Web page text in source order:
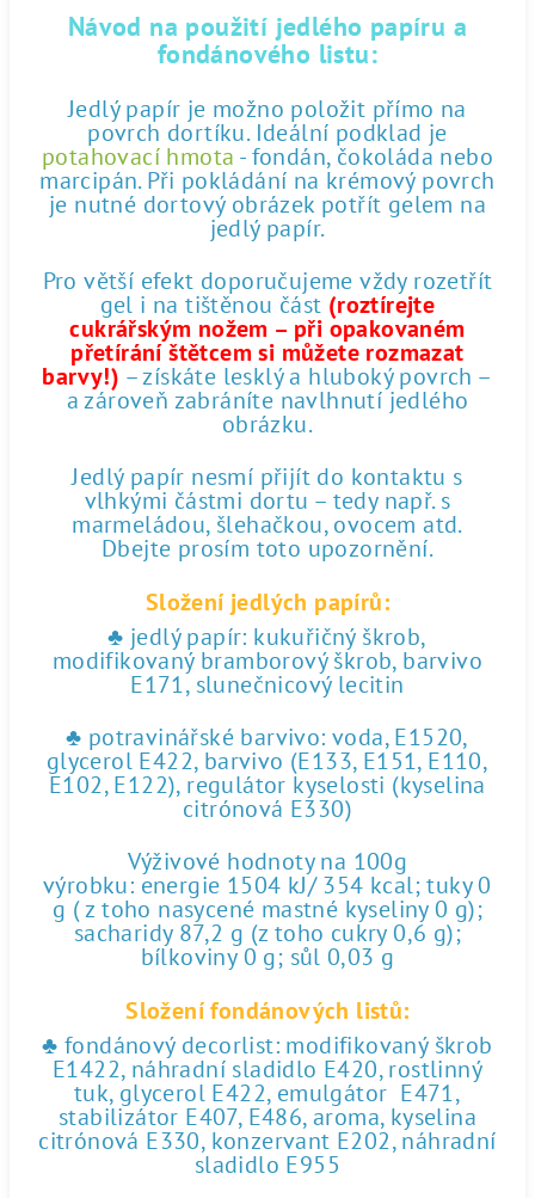
Návod na použití jedlého papíru a
fondánového listu:
Jedlý papír je možno položit přímo na
povrch dortíku. Ideální podklad je
potahovací hmota - fondán, čokoláda nebo
marcipán. Při pokládání na krémový povrch
je nutné dortový obrázek potřít gelem na
jedlý papír.
Pro větší efekt doporučujeme vždy rozetřít
gel i na tištěnou část (roztírejte
cukrářským nožem – při opakovaném
přetírání štětcem si můžete rozmazat
barvy!) – získáte lesklý a hluboký povrch –
a zároveň zabráníte navlhnutí jedlého
obrázku.
Jedlý papír nesmí přijít do kontaktu s
vlhkými částmi dortu – tedy např. s
marmeládou, šlehačkou, ovocem atd.
Dbejte prosím toto upozornění.
Složení jedlých papírů:
♣ jedlý papír: kukuřičný škrob,
modifikovaný bramborový škrob, barvivo
E171, slunečnicový lecitin
♣ potravinářské barvivo: voda, E1520,
glycerol E422, barvivo (E133, E151, E110,
E102, E122), regulátor kyselosti (kyselina
citrónová E330)
Výživové hodnoty na 100g
výrobku: energie 1504 kJ/ 354 kcal; tuky 0
g ( z toho nasycené mastné kyseliny 0 g);
sacharidy 87,2 g (z toho cukry 0,6 g);
bílkoviny 0 g; sůl 0,03 g
Složení fondánových listů:
♣ fondánový decorlist: modifikovaný škrob
E1422, náhradní sladidlo E420, rostlinný
tuk, glycerol E422, emulgátor E471,
stabilizátor E407, E486, aroma, kyselina
citrónová E330, konzervant E202, náhradní
sladidlo E955